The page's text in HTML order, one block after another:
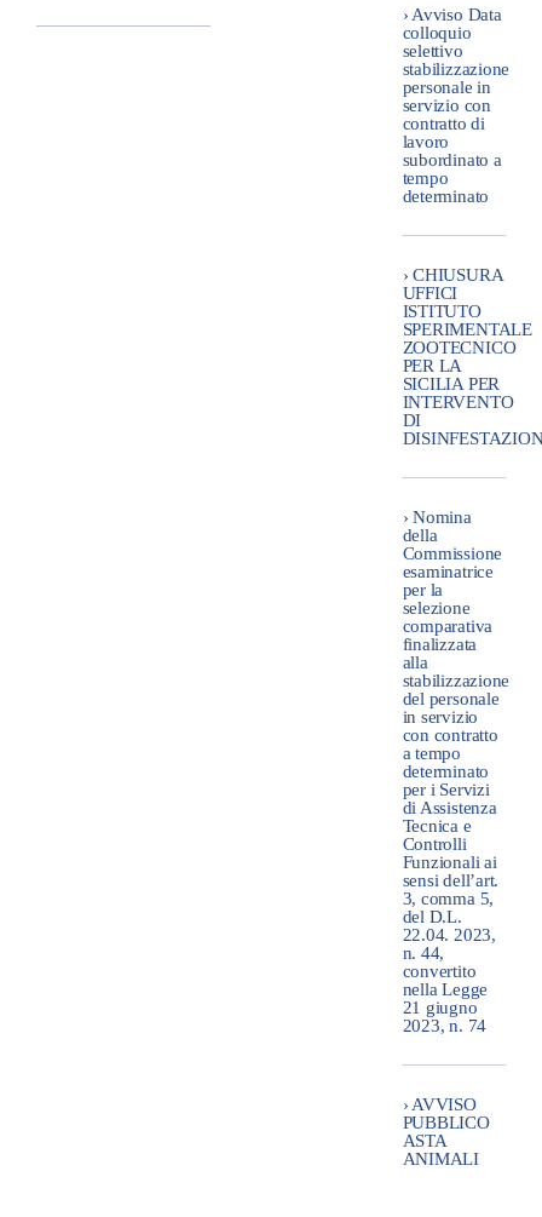
› Avviso Data
colloquio
selettivo
stabilizzazione
personale in
servizio con
contratto di
lavoro
subordinato a
tempo
determinato
› CHIUSURA
UFFICI
ISTITUTO
SPERIMENTALE
ZOOTECNICO
PER LA
SICILIA PER
INTERVENTO
DI
› Nomina
della
Commissione
esaminatrice
per la
selezione
comparativa
finalizzata
alla
stabilizzazione
del personale
in servizio
con contratto
a tempo
determinato
per i Servizi
di Assistenza
Tecnica e
Controlli
Funzionali ai
sensi dell’art.
3, comma 5,
del D.L.
22.04. 2023,
n. 44,
convertito
nella Legge
21 giugno
2023, n. 74
› AVVISO
PUBBLICO
ASTA
ANIMALI